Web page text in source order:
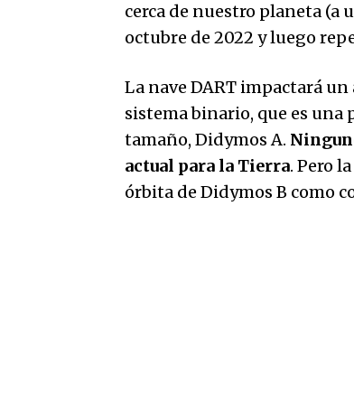
cerca de nuestro planeta (a
octubre de 2022 y luego
La nave DART impactará
sistema binario, que es una
tamaño, Didymos A.
actual para la Tierra. Pero
órbita de Didymos B como